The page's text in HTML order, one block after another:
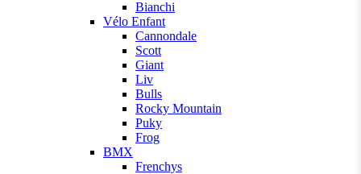
Bianchi
Vélo Enfant
Cannondale
Scott
Giant
Liv
Bulls
Rocky Mountain
Puky
Frog
BMX
Frenchys